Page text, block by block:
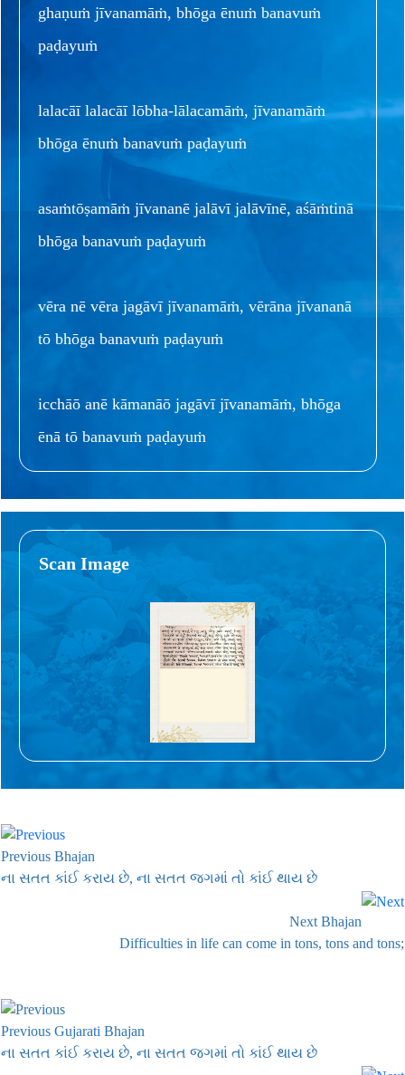
ghaṇuṁ jīvanamāṁ, bhōga ēnuṁ banavuṁ
paḍayuṁ
lalacāī lalacāī lōbha-lālacamāṁ, jīvanamāṁ
bhōga ēnuṁ banavuṁ paḍayuṁ
asaṁtōṣamāṁ jīvananē jalāvī jalāvīnē, aśāṁtinā
bhōga banavuṁ paḍayuṁ
vēra nē vēra jagāvī jīvanamāṁ, vērāna jīvananā
tō bhōga banavuṁ paḍayuṁ
icchāō anē kāmanāō jagāvī jīvanamāṁ, bhōga
ēnā tō banavuṁ paḍayuṁ
Scan Image
Previous Bhajan
ના સતત કાંઈ કરાય છે, ના સતત જગમાં તો કાંઈ થાય છે
Next Bhajan
Difficulties in life can come in tons, tons and tons;
Previous Gujarati Bhajan
ના સતત કાંઈ કરાય છે, ના સતત જગમાં તો કાંઈ થાય છે